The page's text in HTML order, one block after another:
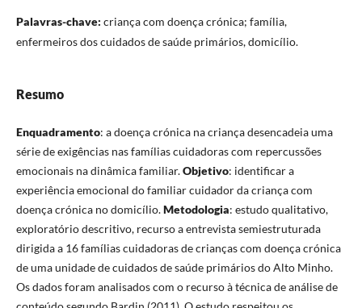
Palavras-chave: criança com doença crónica; família,
enfermeiros dos cuidados de saúde primários, domicílio.
Resumo
Enquadramento: a doença crónica na criança desencadeia uma
série de exigências nas famílias cuidadoras com repercussões
emocionais na dinâmica familiar.Objetivo: identificar a
experiência emocional do familiar cuidador da criança com
doença crónica no domicílio.Metodologia: estudo qualitativo,
exploratório descritivo, recurso a entrevista semiestruturada
dirigida a 16 famílias cuidadoras de crianças com doença crónica
de uma unidade de cuidados de saúde primários do Alto Minho.
Os dados foram analisados com o recurso à técnica de análise de